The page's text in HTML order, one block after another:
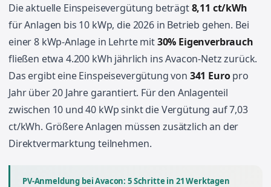
Die aktuelle Einspeisevergütung beträgt8,11 ct/kWh
für Anlagen bis 10 kWp, die 2026 in Betrieb gehen. Bei
einer 8 kWp-Anlage in Lehrte mit30% Eigenverbrauch
fließen etwa 4.200 kWh jährlich ins Avacon-Netz zurück.
Das ergibt eine Einspeisevergütung von 341 Europro
Jahr über 20 Jahre garantiert. Für den Anlagenteil
zwischen 10 und 40 kWp sinkt die Vergütung auf 7,03
ct/kWh. Größere Anlagen müssen zusätzlich an der
Direktvermarktung teilnehmen.
PV-Anmeldung bei Avacon: 5 Schritte in 21 Werktagen